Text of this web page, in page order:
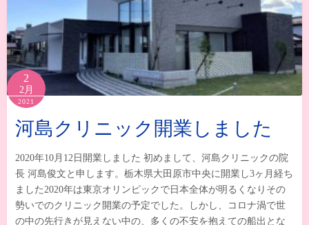
2
2月
2021
河島クリニック開業しました
2020年10月12日開業しました 初めまして、河島クリニックの院
長 河島俊文と申します。栃木県大田原市中央に開業し3ヶ月経ち
ました2020年は東京オリンピックで日本全体が明るくなりその
勢いでのクリニック開業の予定でした。しかし、コロナ渦で世
の中の先行きが見えない中の、多くの不安を抱えての船出とな